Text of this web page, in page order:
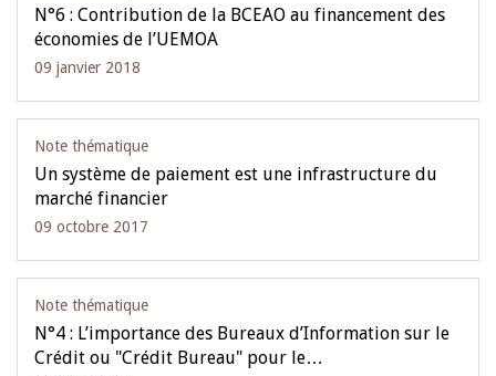
N°6 : Contribution de la BCEAO au financement des
économies de l’UEMOA
09 janvier 2018
Note thématique
Un système de paiement est une infrastructure du
marché financier
09 octobre 2017
Note thématique
N°4 : L’importance des Bureaux d’Information sur le
Crédit ou "Crédit Bureau" pour le…